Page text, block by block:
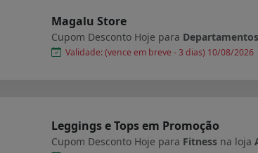
Magalu Store
Cupom Desconto Hoje para Departamentos
Validade: (vence em breve - 3 dias) 10/08/2026
Leggings e Tops em Promoção
Cupom Desconto Hoje para Fitness na loja